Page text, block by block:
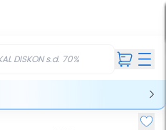
DISKON s.d. 70%